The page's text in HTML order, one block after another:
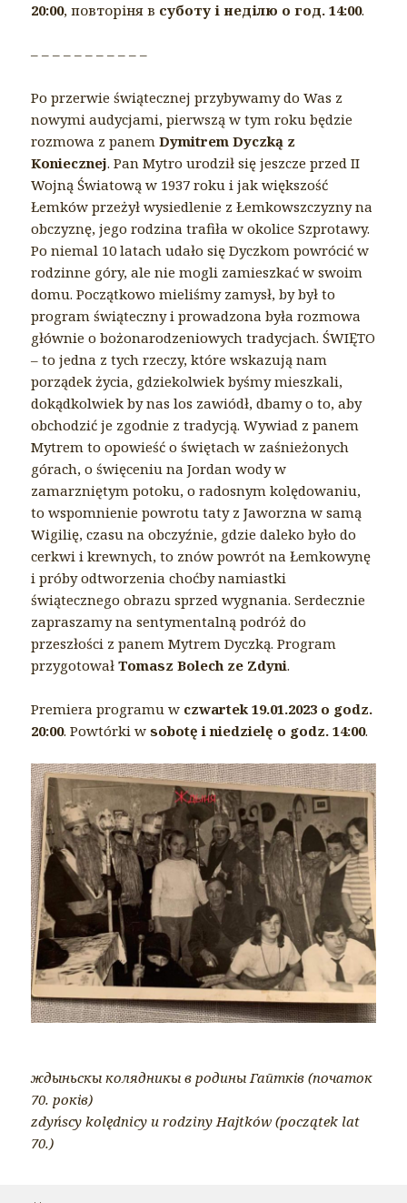
20:00, повторіня в суботу і неділю о год. 14:00.
– – – – – – – – – – –
Po przerwie świątecznej przybywamy do Was z
nowymi audycjami, pierwszą w tym roku będzie
rozmowa z panemDymitrem Dyczką z
Koniecznej. Pan Mytro urodził się jeszcze przed II
Wojną Światową w 1937 roku i jak większość
Łemków przeżył wysiedlenie z Łemkowszczyzny na
obczyznę, jego rodzina trafiła w okolice Szprotawy.
Po niemal 10 latach udało się Dyczkom powrócić w
rodzinne góry, ale nie mogli zamieszkać w swoim
domu. Początkowo mieliśmy zamysł, by był to
program świąteczny i prowadzona była rozmowa
głównie o bożonarodzeniowych tradycjach. ŚWIĘTO
– to jedna z tych rzeczy, które wskazują nam
porządek życia, gdziekolwiek byśmy mieszkali,
dokądkolwiek by nas los zawiódł, dbamy o to, aby
obchodzić je zgodnie z tradycją. Wywiad z panem
Mytrem to opowieść o świętach w zaśnieżonych
górach, o święceniu na Jordan wody w
zamarzniętym potoku, o radosnym kolędowaniu,
to wspomnienie powrotu taty z Jaworzna w samą
Wigilię, czasu na obczyźnie, gdzie daleko było do
cerkwi i krewnych, to znów powrót na Łemkowynę
i próby odtworzenia choćby namiastki
świątecznego obrazu sprzed wygnania. Serdecznie
zapraszamy na sentymentalną podróż do
przeszłości z panem Mytrem Dyczką. Program
przygotowałTomasz Bolech ze Zdyni.
Premiera programu w czwartek 19.01.2023 o godz.
20:00. Powtórki wsobotę i niedzielę o godz. 14:00.
ждыньскы колядникы в родины Гайтків (початок
70. років)
zdyńscy kolędnicy u rodziny Hajtków (początek lat
70.)